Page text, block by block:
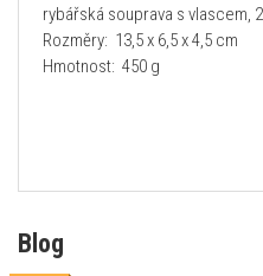
rybářská souprava s vlascem,
Rozměry: 13,5 x 6,5 x 4,5 cm
Hmotnost: 450 g
Blog